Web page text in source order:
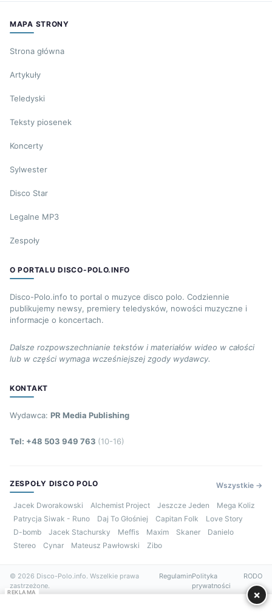
MAPA STRONY
Strona główna
Artykuły
Teledyski
Teksty piosenek
Koncerty
Sylwester
Disco Star
Legalne MP3
Zespoły
O PORTALU DISCO-POLO.INFO
Disco-Polo.info to portal o muzyce disco polo. Codziennie
publikujemy newsy, premiery teledysków, nowości muzyczne i
informacje o koncertach.
Dalsze rozpowszechnianie tekstów i materiałów wideo w całości
lub w części wymaga wcześniejszej zgody wydawcy.
KONTAKT
Wydawca: PR Media Publishing
Tel: +48 503 949 763 (10-16)
ZESPOŁY DISCO POLO Wszystkie →
Jacek Dworakowski Alchemist Project Jeszcze Jeden
Mega Koliz
Patrycja Siwak - Runo
Daj To Głośniej Capitan Folk
Love Story
D-bomb
Jacek Stachursky Meffis Maxim Skaner
Danielo
Stereo
Cynar Mateusz Pawłowski Zibo
© 2026 Disco-Polo.info. Wszelkie prawa
zastrzeżone.
RegulaminPolityka
prywatności
RODO
REKLAMA ×